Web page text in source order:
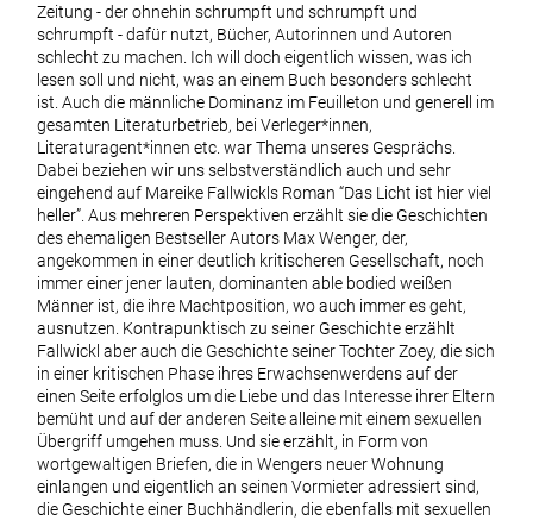
Zeitung - der ohnehin schrumpft und schrumpft und
schrumpft - dafür nutzt, Bücher, Autorinnen und Autoren
schlecht zu machen. Ich will doch eigentlich wissen, was ich
lesen soll und nicht, was an einem Buch besonders schlecht
ist. Auch die männliche Dominanz im Feuilleton und generell im
gesamten Literaturbetrieb, bei Verleger*innen,
Literaturagent*innen etc. war Thema unseres Gesprächs.
Dabei beziehen wir uns selbstverständlich auch und sehr
eingehend auf Mareike Fallwickls Roman “Das Licht ist hier viel
heller”. Aus mehreren Perspektiven erzählt sie die Geschichten
des ehemaligen Bestseller Autors Max Wenger, der,
angekommen in einer deutlich kritischeren Gesellschaft, noch
immer einer jener lauten, dominanten able bodied weißen
Männer ist, die ihre Machtposition, wo auch immer es geht,
ausnutzen. Kontrapunktisch zu seiner Geschichte erzählt
Fallwickl aber auch die Geschichte seiner Tochter Zoey, die sich
in einer kritischen Phase ihres Erwachsenwerdens auf der
einen Seite erfolglos um die Liebe und das Interesse ihrer Eltern
bemüht und auf der anderen Seite alleine mit einem sexuellen
Übergriff umgehen muss. Und sie erzählt, in Form von
wortgewaltigen Briefen, die in Wengers neuer Wohnung
einlangen und eigentlich an seinen Vormieter adressiert sind,
die Geschichte einer Buchhändlerin, die ebenfalls mit sexuellen